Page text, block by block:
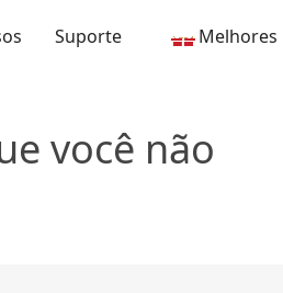
Suporte Melhores
você não